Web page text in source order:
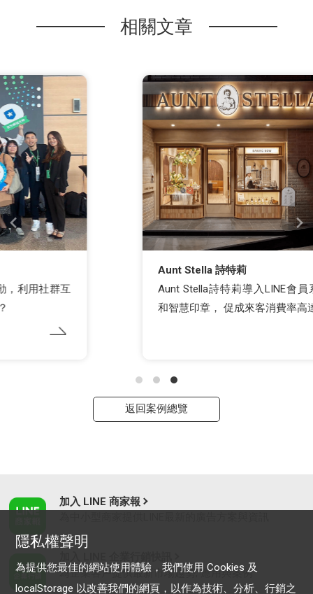
相關文章
Aunt Stella詩特莉導入LINE會員系統 Echoss VIP
和智慧印章， 促成來客消費率高達75%
返回案例總覽
加入 LINE 商家報
為企業客戶提供最新市場趨勢, 應用與案例
隱私權聲明
為提供您最佳的網站使用體驗，我們使用 Cookies 及
localStorage 以改善我們的網頁，以作為技術、分析、行銷之